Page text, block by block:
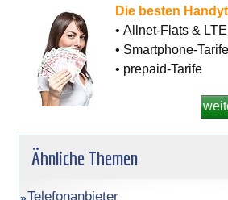
Die besten
• Allnet-Flats & LTE
• Smartphone-Tarife
• prepaid-Tarife
Ähnliche Themen
Telefonanbieter